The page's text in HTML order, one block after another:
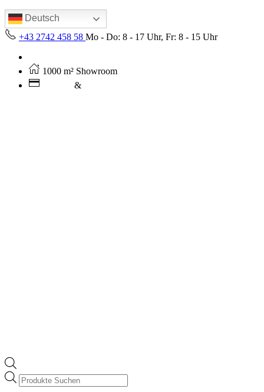
Deutsch
+43 2742 458 58 Mo - Do: 8 - 17 Uhr, Fr: 8 - 15 Uhr
1000 m² Showroom
&
Products
search